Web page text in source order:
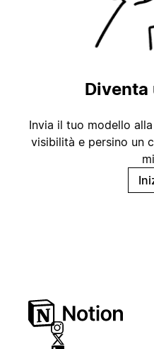
Diventa
Invia il tuo modello
visibilità e persino un